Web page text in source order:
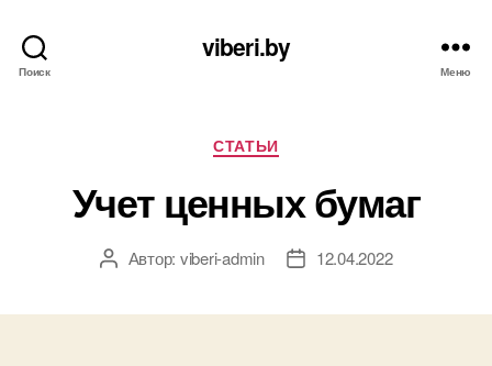
Поиск
viberi.by
Меню
Рубрики
СТАТЬИ
Учет ценных бумаг
АвторАвтор: viberi-admin
Дата12.04.2022